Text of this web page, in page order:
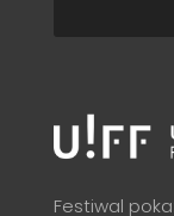
Festiwal